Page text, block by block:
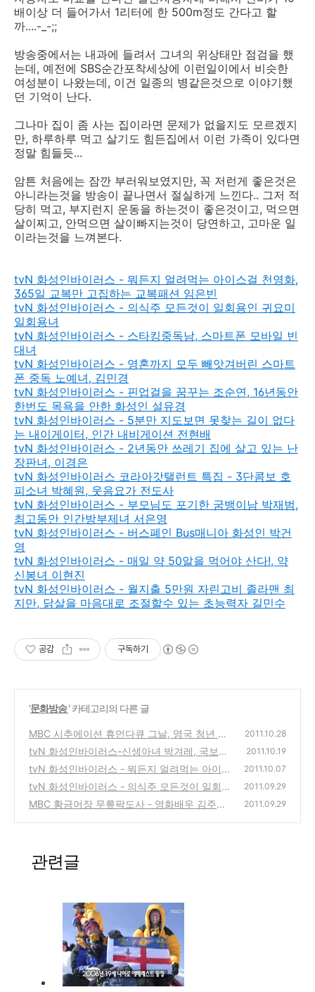
배이상 더 들어가서 1리터에 한 500m정도 간다고 할
까....-_-;;
방송중에서는 내과에 들려서 그녀의 위상태만 점검을 했
는데, 예전에 SBS순간포착세상에 이런일이에서 비슷한
여성분이 나왔는데, 이건 일종의 병같은것으로 이야기했
던 기억이 난다.
그나마 집이 좀 사는 집이라면 문제가 없을지도 모르겠지
만, 하루하루 먹고 살기도 힘든집에서 이런 가족이 있다면
정말 힘들듯...
암튼 처음에는 잠깐 부러워보였지만, 꼭 저런게 좋은것은
아니라는것을 방송이 끝나면서 절실하게 느낀다.. 그저 적
당히 먹고, 부지런지 운동을 하는것이 좋은것이고, 먹으면
살이찌고, 안먹으면 살이빠지는것이 당연하고, 고마운 일
이라는것을 느껴본다.
tvN 화성인바이러스 - 뭐든지 얼려먹는 아이스걸 천영화,
365일 교복만 고집하는 교복패션 임은빈
tvN 화성인바이러스 - 의식주 모든것이 일회용인 귀요미
일회용녀
tvN 화성인바이러스 - 스타킹중독남, 스마트폰 모바일 빈
대녀
tvN 화성인바이러스 - 영혼까지 모두 빼앗겨버린 스마트
폰 중독 노예녀, 김민경
tvN 화성인바이러스 - 핀업걸을 꿈꾸는 조순연, 16년동안
한번도 목욕을 안한 화성인 설유경
tvN 화성인바이러스 - 5분만 지도보면 못찾는 길이 없다
는 내이게이터, 인간 내비게이션 전현배
tvN 화성인바이러스 - 2년동안 쓰레기 집에 살고 있는 난
장판녀, 이경은
tvN 화성인바이러스 코라아갓탤런트 특집 - 3단콤보 호
피소녀 박혜원, 웃음요가 전도사
tvN 화성인바이러스 - 부모님도 포기한 굼뱅이남 박재범,
최고동안 인간방부제녀 서은영
tvN 화성인바이러스 - 버스폐인 Bus매니아 화성인 박건
영
tvN 화성인바이러스 - 매일 약 50알을 먹어야 산다!, 약
신봉녀 이현진
tvN 화성인바이러스 - 월지출 5만원 자린고비 졸라맨 최
지만, 닭살을 마음대로 조절할수 있는 초능력자 길민수
공감 구독하기
'문화방송' 카테고리의 다른 글
MBC 시추에이션 휴먼다큐 그날, 영국 청년 제
임스후퍼의 무모한 도전 그날
(1)
2011.10.28
tvN 화성인바이러스-신생아녀 박겨레, 국보급
수발남 김찬기 커플
(0)
2011.10.19
tvN 화성인바이러스 - 뭐든지 얼려먹는 아이
스걸 천영화, 365일 교복만 고집하는 교복패
션 임은빈
(0)
2011.10.07
tvN 화성인바이러스 - 의식주 모든것이 일회
용인 귀요미 일회용녀
(2)
2011.09.29
MBC 황금어장 무릎팍도사 - 영화배우 김주혁,
2011.09.29
관련글